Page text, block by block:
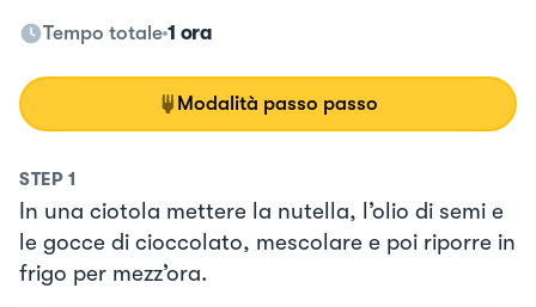
Tempo totale 1 ora
Modalità passo passo
STEP 1
In una ciotola mettere la nutella, l’olio di semi e
le gocce di cioccolato, mescolare e poi riporre in
frigo per mezz’ora.